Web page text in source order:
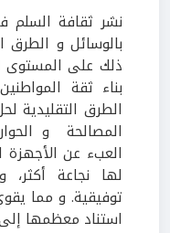
نشر ثقافة السلم
بالوسائل و
ذلك على المستوى
بناء ثقة
الطرق التقليدية
المصالحة و
العبء عن
لها نجاعة
توفيقية. و مما
استناد معظمها إلى